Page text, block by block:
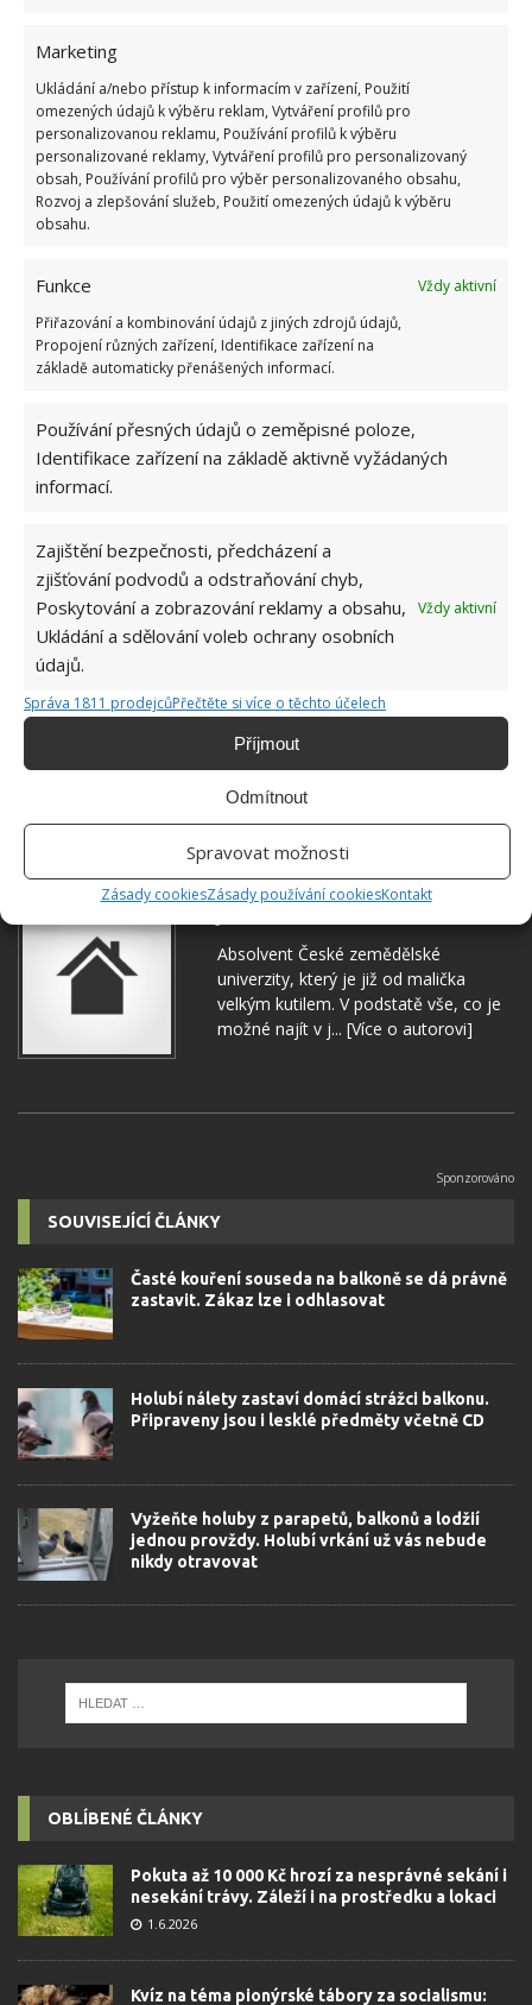
Marketing
Ukládání a/nebo přístup k informacím v zařízení, Použití
omezených údajů k výběru reklam, Vytváření profilů pro
personalizovanou reklamu, Používání profilů k výběru
personalizované reklamy, Vytváření profilů pro personalizovaný
obsah, Používání profilů pro výběr personalizovaného obsahu,
Rozvoj a zlepšování služeb, Použití omezených údajů k výběru
obsahu.
Funkce
Vždy aktivní
Přiřazování a kombinování údajů z jiných zdrojů údajů,
Propojení různých zařízení, Identifikace zařízení na
základě automaticky přenášených informací.
Používání přesných údajů o zeměpisné poloze,
Identifikace zařízení na základě aktivně vyžádaných
informací.
Zajištění bezpečnosti, předcházení a
zjišťování podvodů a odstraňování chyb,
Poskytování a zobrazování reklamy a obsahu,
Ukládání a sdělování voleb ochrany osobních
údajů.
Vždy aktivní
Správa 1811 prodejcůPřečtěte si více o těchto účelech
Příjmout
Odmítnout
Spravovat možnosti
Zásady cookiesZásady používání cookiesKontakt
Pokud byste chtěli zvolit další řešení, můžete využít
sítě proti holubům. Lidé si je dávají na balkon
nejčastěji v momentě, kdymají doma kočku a
chtějí ji na toto místo pouštět. Jestliže si zvolíte
tuto variantu, dávejte pozor na to, aby síť neměla
příliš široké oka. Do nich se poté holubi zamotávají,
BALKON HOLUB
Absolvent České zemědělské
univerzity, který je již od malička
velkým kutilem. V podstatě vše, co je
možné najít v j... [Více o autorovi]
SOUVISEJÍCÍ ČLÁNKY
Časté kouření souseda na balkoně se dá právně
zastavit. Zákaz lze i odhlasovat
Holubí nálety zastaví domácí strážci balkonu.
Připraveny jsou i lesklé předměty včetně CD
Vyžeňte holuby z parapetů, balkonů a lodžií
jednou provždy. Holubí vrkání už vás nebude
nikdy otravovat
OBLÍBENÉ ČLÁNKY
Pokuta až 10 000 Kč hrozí za nesprávné sekání i
nesekání trávy. Záleží i na prostředku a lokaci
1.6.2026
Kvíz na téma pionýrské tábory za socialismu: